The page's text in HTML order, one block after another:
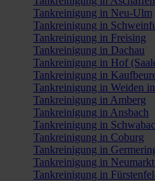
Tankreinigung in Neu-Ulm
Tankreinigung in
Tankreinigung in Freising
Tankreinigung in Dachau
Tankreinigung in Hof
Tankreinigung in
Tankreinigung in Weiden
Tankreinigung in Amberg
Tankreinigung in Ansbach
Tankreinigung in
Tankreinigung in Coburg
Tankreinigung in
Tankreinigung in
Tankreinigung in